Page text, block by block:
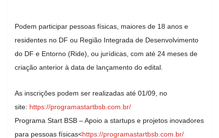
Podem participar pessoas físicas, maiores de 18 anos e
residentes no DF ou Região Integrada de Desenvolvimento
do DF e Entorno (Ride), ou jurídicas, com até 24 meses de
criação anterior à data de lançamento do edital.
As inscrições podem ser realizadas até 01/09, no
site: https://programastartbsb.com.br/
Programa Start BSB – Apoio a startups e projetos inovadores
para pessoas físicas<https://programastartbsb.com.br/